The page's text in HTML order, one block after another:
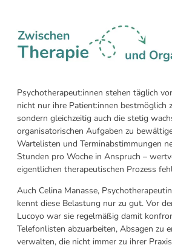
Psychotherapeut:innen stehen täglich
nicht nur ihre Patient:innen bestmöglich
sondern gleichzeitig auch die stetig
organisatorischen Aufgaben zu
Wartelisten und Terminabstimmungen
Stunden pro Woche in Anspruch –
eigentlichen therapeutischen Prozess
Auch Celina Manasse,
kennt diese Belastung nur zu gut. Vor
Lucoyo war sie regelmäßig damit
Telefonlisten abzuarbeiten, Absagen zu
verwalten, die nicht immer zu ihrer